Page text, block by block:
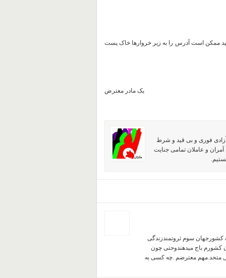
ممکن است آدرس را به زیر خروارها خاک پست
یک مادر معترض
آزادی فوری و بی قید و شرط
و عاملان تمامی جنایت
کشورجهان سوم ثروتمندزندگی
کشورم باج میدهندوحتی چون
متحد.مهم معترضم .چه کسی به